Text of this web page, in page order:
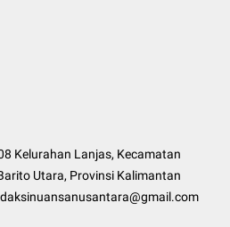
Kelurahan Lanjas, Kecamatan
Utara, Provinsi Kalimantan